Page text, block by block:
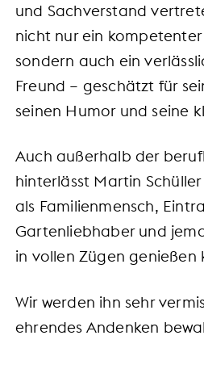
und Sachverstand
nicht nur ein
sondern auch ein
Freund – geschätzt für
seinen Humor und seine
Auch außerhalb der
hinterlässt Martin
als Familienmensch,
Gartenliebhaber und
in vollen Zügen genießen
Wir werden ihn sehr
ehrendes Andenken